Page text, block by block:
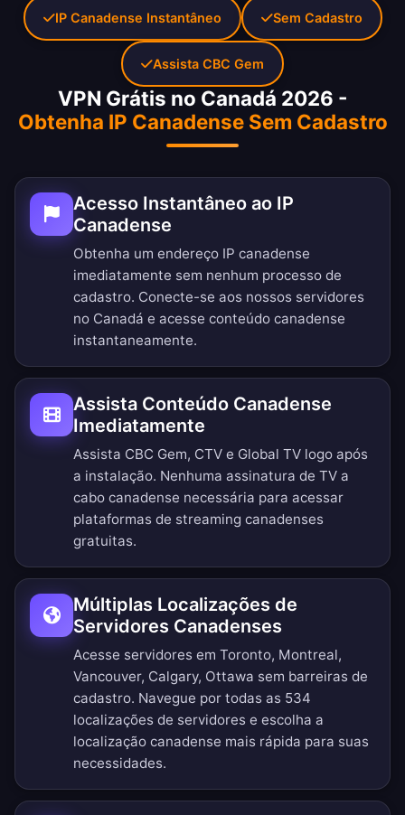
VPN Grátis no Canadá 2026 -
Obtenha IP Canadense Sem Cadastro
Acesso Instantâneo ao IP
Canadense
Obtenha um endereço IP canadense
imediatamente sem nenhum processo de
cadastro. Conecte-se aos nossos servidores
no Canadá e acesse conteúdo canadense
instantaneamente.
Assista Conteúdo Canadense
Imediatamente
Assista CBC Gem, CTV e Global TV logo após
a instalação. Nenhuma assinatura de TV a
cabo canadense necessária para acessar
plataformas de streaming canadenses
gratuitas.
Múltiplas Localizações de
Servidores Canadenses
Acesse servidores em Toronto, Montreal,
Vancouver, Calgary, Ottawa sem barreiras de
cadastro. Navegue por todas as 534
localizações de servidores e escolha a
localização canadense mais rápida para suas
necessidades.
IP Canadense Instantâneo Sem Cadastro
Assista CBC Gem